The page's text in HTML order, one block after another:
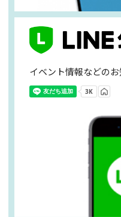
イベント情報などの